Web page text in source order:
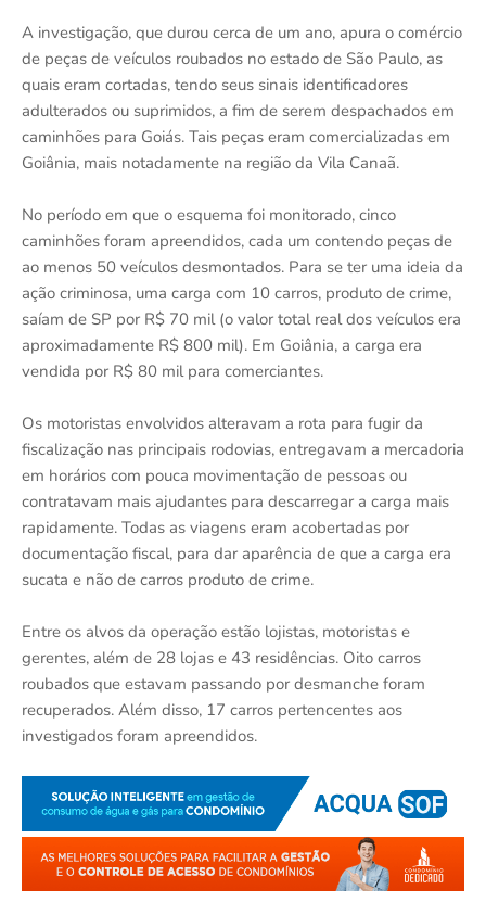
A investigação, que durou cerca de um ano, apura o comércio
de peças de veículos roubados no estado de São Paulo, as
quais eram cortadas, tendo seus sinais identificadores
adulterados ou suprimidos, a fim de serem despachados em
caminhões para Goiás. Tais peças eram comercializadas em
Goiânia, mais notadamente na região da Vila Canaã.
No período em que o esquema foi monitorado, cinco
caminhões foram apreendidos, cada um contendo peças de
ao menos 50 veículos desmontados. Para se ter uma ideia da
ação criminosa, uma carga com 10 carros, produto de crime,
saíam de SP por R$ 70 mil (o valor total real dos veículos era
aproximadamente R$ 800 mil). Em Goiânia, a carga era
vendida por R$ 80 mil para comerciantes.
Os motoristas envolvidos alteravam a rota para fugir da
fiscalização nas principais rodovias, entregavam a mercadoria
em horários com pouca movimentação de pessoas ou
contratavam mais ajudantes para descarregar a carga mais
rapidamente. Todas as viagens eram acobertadas por
documentação fiscal, para dar aparência de que a carga era
sucata e não de carros produto de crime.
Entre os alvos da operação estão lojistas, motoristas e
gerentes, além de 28 lojas e 43 residências. Oito carros
roubados que estavam passando por desmanche foram
recuperados. Além disso, 17 carros pertencentes aos
investigados foram apreendidos.